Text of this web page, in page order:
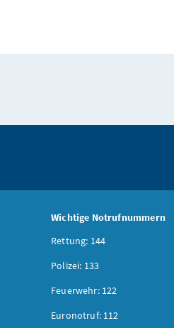
Wichtige Notrufnummern
Rettung: 144
Polizei: 133
Feuerwehr: 122
Euronotruf: 112